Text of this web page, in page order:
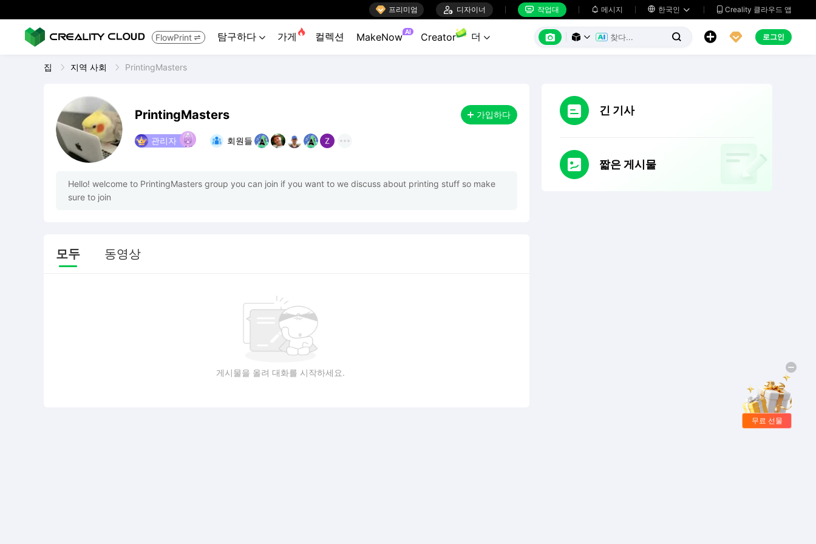
 프리미엄  디자이너  작업대  메시지  한국인   Creality 클라우드 앱
FlowPrint  탐구하다  가게  컬렉션 MakeNow AI Creator 더        로그인
집 지역 사회 PrintingMasters
PrintingMasters 가입하다
관리자 회원들
Hello! welcome to PrintingMasters group you can join if you want to we discuss about printing stuff so make
sure to join
모두 동영상
게시물을 올려 대화를 시작하세요.
긴 기사
짧은 게시물
무료 선물